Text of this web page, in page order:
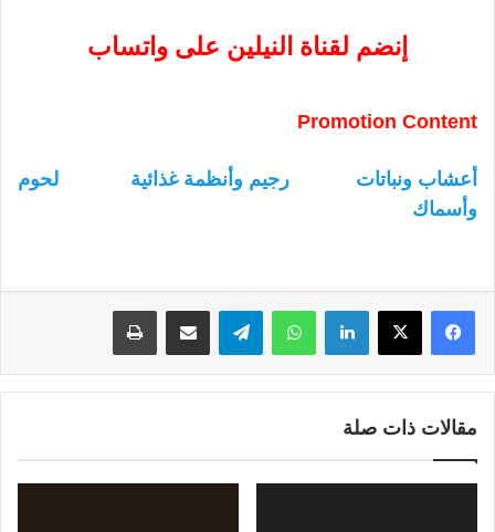
إنضم لقناة النيلين على واتساب
Promotion Content
أعشاب ونباتات رجيم وأنظمة غذائية
لحوم
وأسماك
لينكدإن واتساب
مقالات ذات صلة